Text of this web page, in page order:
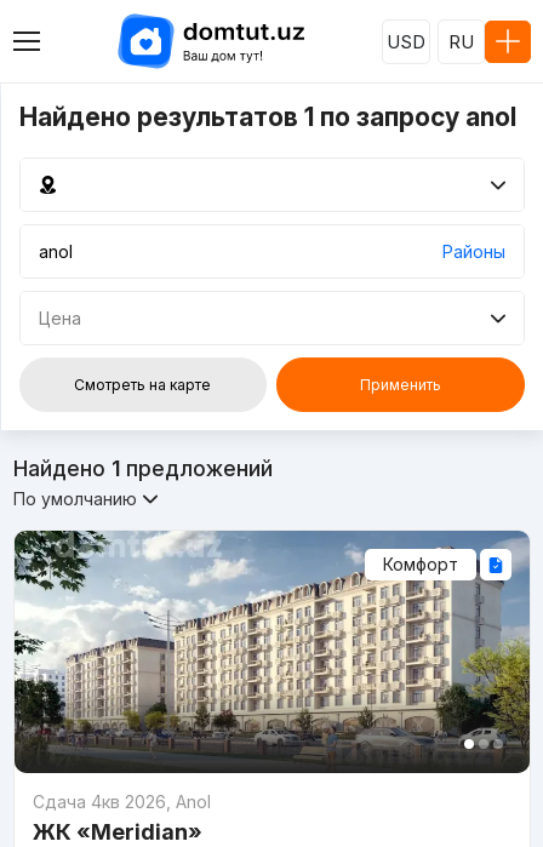
USD RU
Найдено результатов 1 по запросу anol
Районы
Цена
Смотреть на карте Применить
Найдено 1предложений
По умолчанию
Комфорт
Сдача 4кв 2026 Anol
ЖК «Meridian»